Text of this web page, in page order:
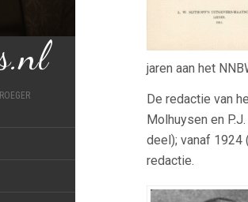
jaren aan het
De redactie van
Molhuysen en
deel); vanaf 1924
redactie.